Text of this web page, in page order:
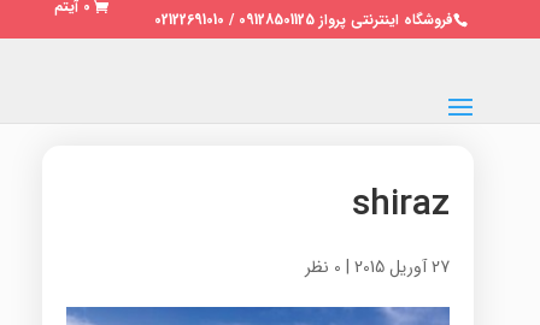
فروشگاه اینترنتی پرواز 09128501125 / 02122691010
0 آیتم
shiraz
27 آوریل 2015 | 0 نظر